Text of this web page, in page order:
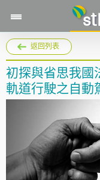
返回列表
初探與省思我國
軌道行駛之自動